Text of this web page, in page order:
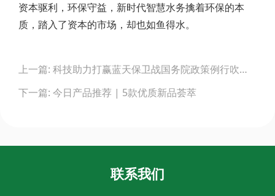
资本驱利，环保守益，新时代智慧水务擒着环保的本
质，踏入了资本的市场，却也如鱼得水。
navigation
上一篇: 科技助力打赢蓝天保卫战国务院政策例行吹风会实录
下一篇: 今日产品推荐 | 5款优质新品荟萃
联系我们